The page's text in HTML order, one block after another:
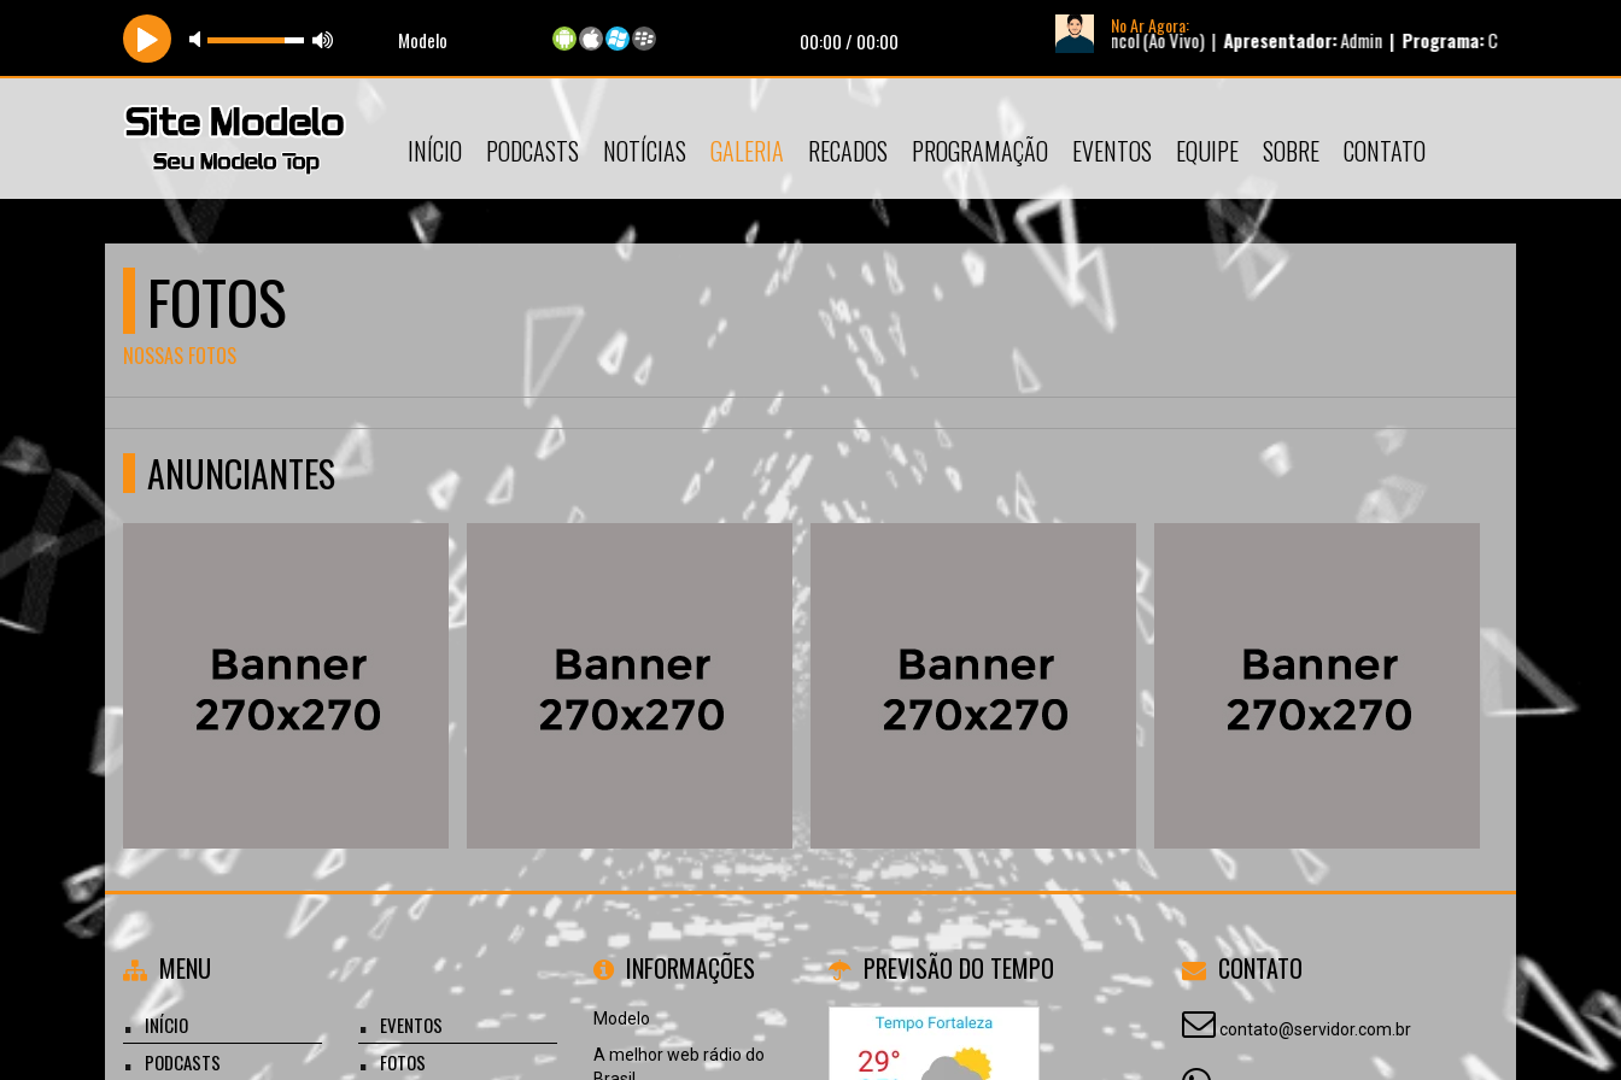
Modelo 00:00/ 00:00
No Ar Agora:
Tocando agora:Companhia do Calypso - Se Mancol (Ao Vivo) |Apresentador:Admin |Programa:Corujão |
INÍCIO PODCASTS NOTÍCIAS GALERIA RECADOS PROGRAMAÇÃO EVENTOS EQUIPE SOBRE CONTATO
FOTOS
NOSSAS FOTOS
ANUNCIANTES
MENU
INÍCIO
PODCASTS
EVENTOS
FOTOS
INFORMAÇÕES
Modelo
A melhor web rádio do
PREVISÃO DO TEMPO CONTATO
contato@servidor.com.br